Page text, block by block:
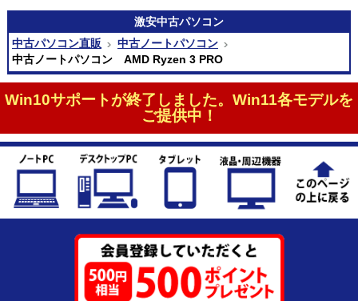
激安中古パソコン
中古パソコン直販
中古ノートパソコン
中古ノートパソコン AMD Ryzen 3 PRO
Win10サポートが終了しました。Win11各モデルを
ご提供中！